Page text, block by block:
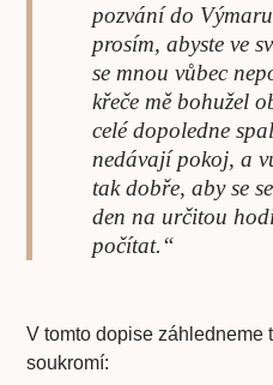
pozvání do
prosím, abyste ve
se mnou vůbec
křeče mě bohužel
celé dopoledne
nedávají pokoj, a
tak dobře, aby se
den na určitou
počítat.“
V tomto dopise záhledneme
soukromí: